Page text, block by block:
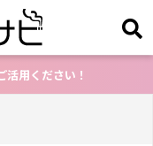
用ください！